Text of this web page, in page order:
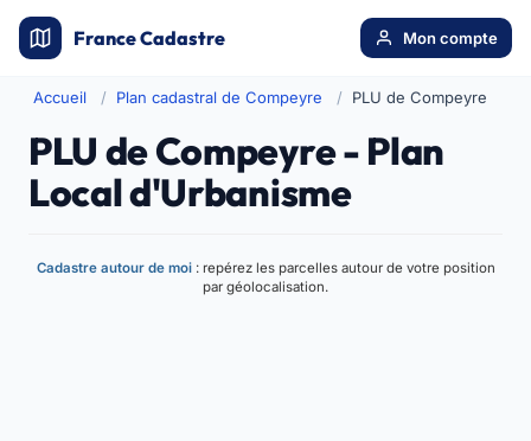
France Cadastre Mon compte
Accueil Plan cadastral de Compeyre PLU de Compeyre
PLU de Compeyre - Plan
Local d'Urbanisme
Cadastre autour de moi: repérez les parcelles autour de votre position
par géolocalisation.